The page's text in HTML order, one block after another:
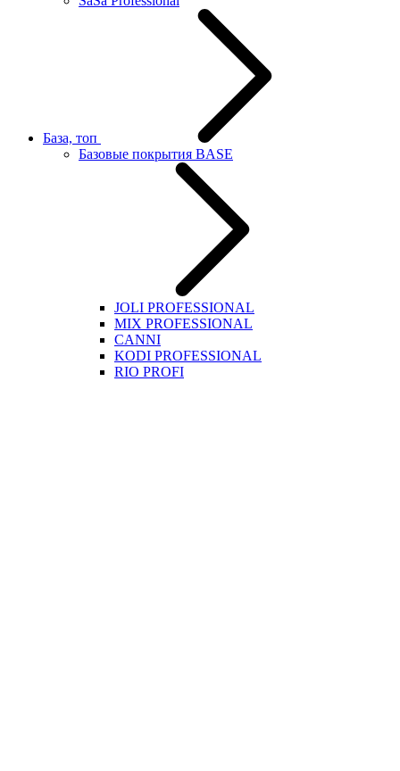
База, топ
Базовые покрытия BASE
JOLI PROFESSIONAL
MIX PROFESSIONAL
CANNI
KODI PROFESSIONAL
RIO PROFI